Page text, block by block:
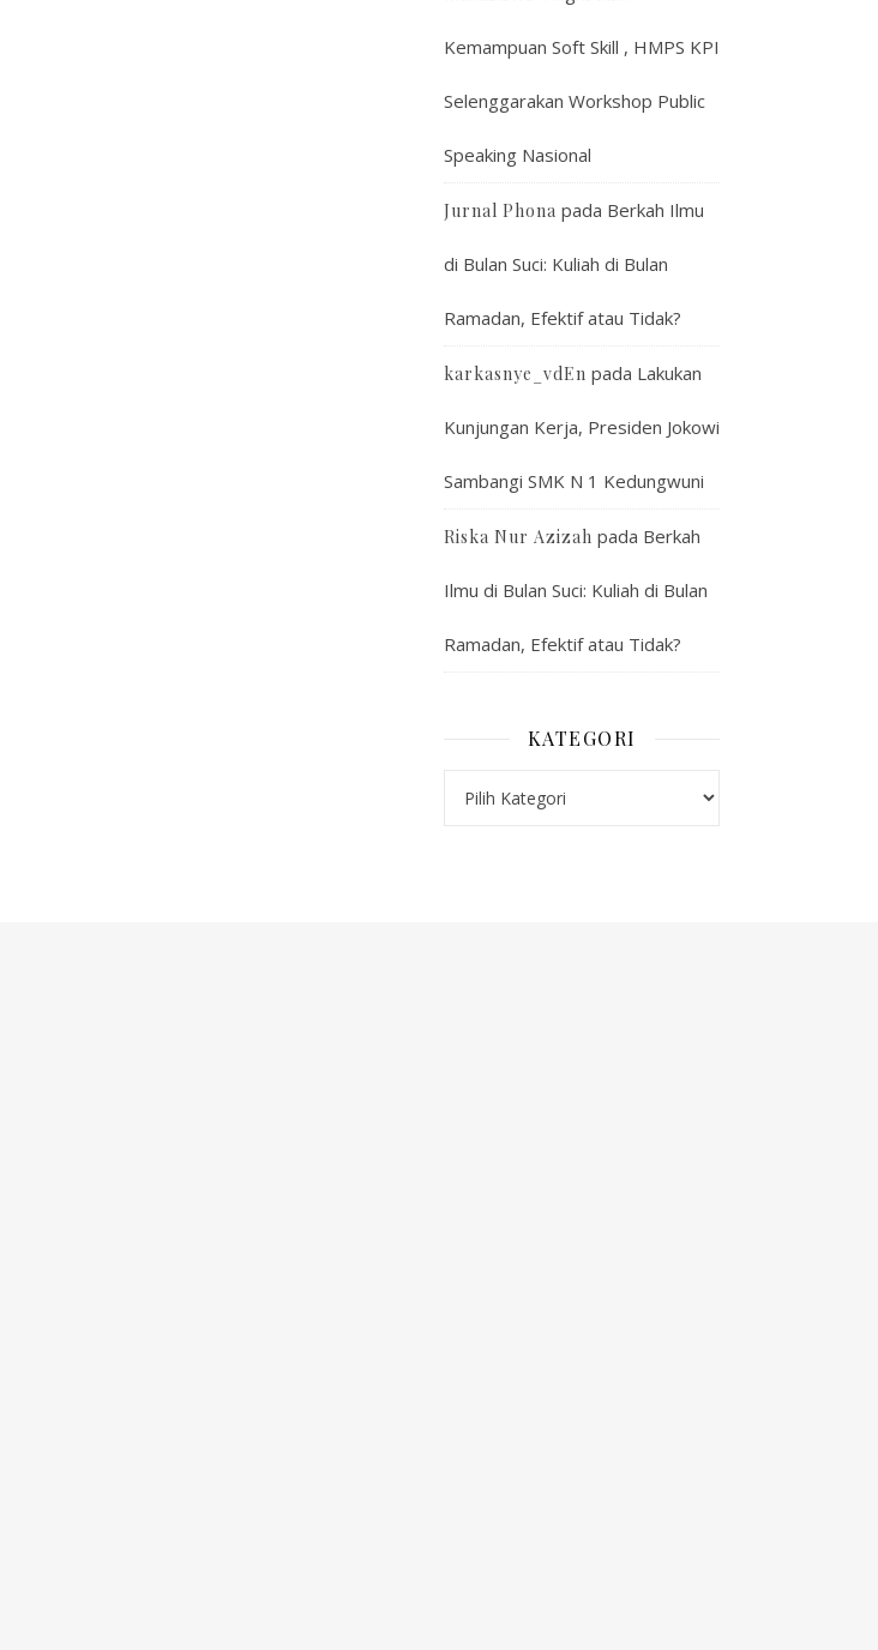
Kemampuan Soft Skill , HMPS KPI
Selenggarakan Workshop Public
Speaking Nasional
Jurnal Phona pada Berkah Ilmu
di Bulan Suci: Kuliah di Bulan
Ramadan, Efektif atau Tidak?
karkasnye_vdEn pada Lakukan
Kunjungan Kerja, Presiden Jokowi
Sambangi SMK N 1 Kedungwuni
Riska Nur Azizah pada Berkah
Ilmu di Bulan Suci: Kuliah di Bulan
Ramadan, Efektif atau Tidak?
KATEGORI